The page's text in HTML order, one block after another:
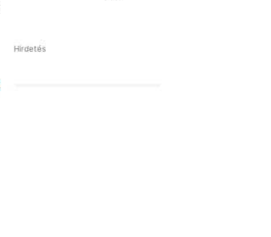
Hirdetés